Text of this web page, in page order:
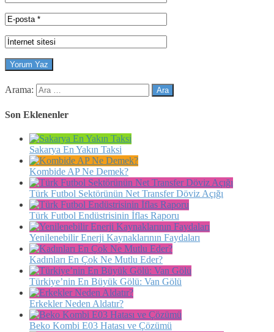
Arama:
Son Eklenenler
Sakarya En Yakın Taksi
Kombide AP Ne Demek?
Türk Futbol Sektörünün Net Transfer Döviz Açığı
Türk Futbol Endüstrisinin İflas Raporu
Yenilenebilir Enerji Kaynaklarının Faydaları
Kadınları En Çok Ne Mutlu Eder?
Türkiye’nin En Büyük Gölü: Van Gölü
Erkekler Neden Aldatır?
Beko Kombi E03 Hatası ve Çözümü